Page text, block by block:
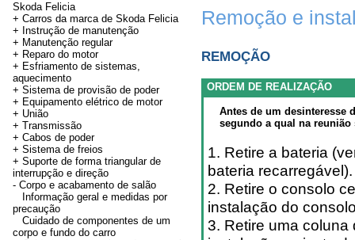
Skoda Felicia
+ Carros da marca de Skoda Felicia
+ Instrução de manutenção
+ Manutenção regular
+ Reparo do motor
+ Esfriamento de sistemas,
aquecimento
+ Sistema de provisão de poder
+ Equipamento elétrico de motor
+ União
+ Transmissão
+ Cabos de poder
+ Sistema de freios
+ Suporte de forma triangular de
interrupção e direção
- Corpo e acabamento de salão
Informação geral e medidas por
precaução
Cuidado de componentes de um
corpo e fundo do carro
Remoção e
REMOÇÃO
ORDEM DE REALIZAÇÃO
Antes de um desinteresse
segundo a qual na reunião
1. Retire a bateria
bateria recarregável).
2. Retire o consolo
instalação do
3. Retire uma